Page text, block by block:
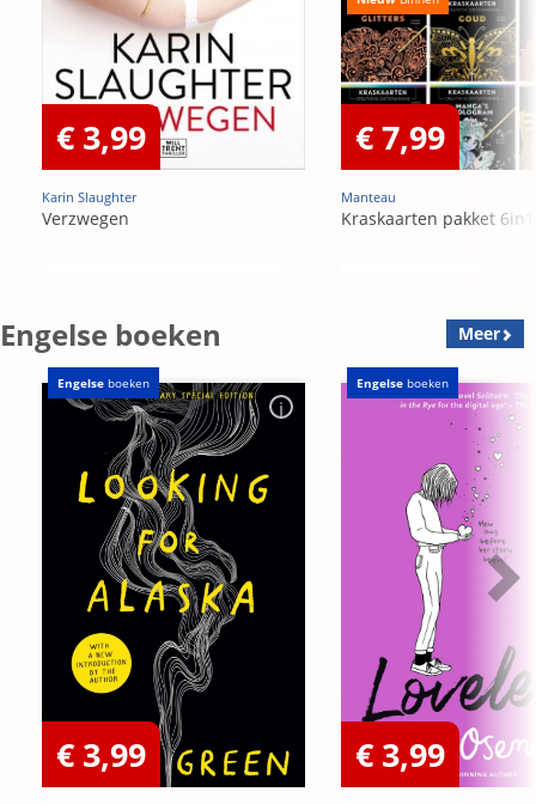
€ 3,99
Karin Slaughter
Verzwegen
€ 7,99
Manteau
Kraskaarten pakket 6in1
Engelse boeken Meer
Engelse boeken
€ 3,99
Engelse boeken
€ 3,99